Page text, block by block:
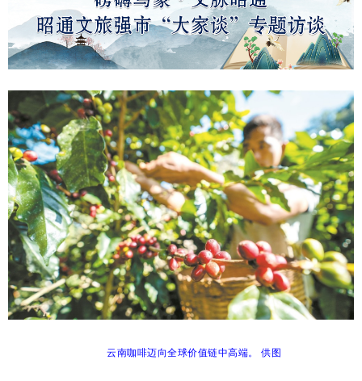
云南咖啡迈向全球价值链中高端。 供图